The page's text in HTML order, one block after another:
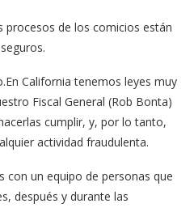
procesos de los comicios están
California tenemos leyes muy
Fiscal General (Rob Bonta)
cumplir, y, por lo tanto,
actividad fraudulenta.
con un equipo de personas que
después y durante las